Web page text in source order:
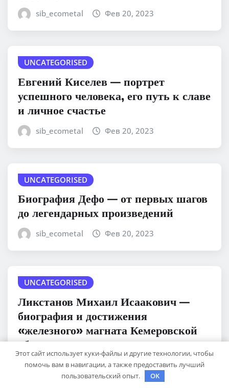
sib_ecometal Фев 20, 2023
UNCATEGORISED
Евгений Киселев — портрет
успешного человека, его путь к славе
и личное счастье
sib_ecometal Фев 20, 2023
UNCATEGORISED
Биография Дефо — от первых шагов
до легендарных произведений
sib_ecometal Фев 20, 2023
UNCATEGORISED
Ликстанов Михаил Исаакович —
биография и достижения
«железного» магната Кемеровской
области
sib_ecometal Фев 20, 2023
Этот сайт использует куки-файлы и другие технологии, чтобы
помочь вам в навигации, а также предоставить лучший
пользовательский опыт.
OK